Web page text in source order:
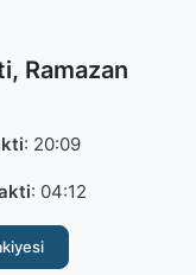
Ramazan
: 20:09
: 04:12